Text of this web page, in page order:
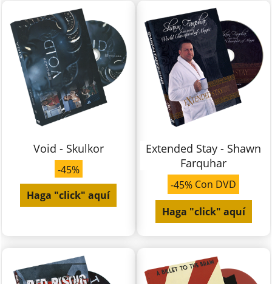
Void - Skulkor
-45%
Haga "click" aquí
Extended Stay - Shawn
Farquhar
-45% Con DVD
Haga "click" aquí